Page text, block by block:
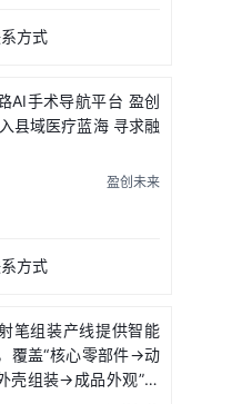
方式
AI手术导航平台 盈创
县域医疗蓝海 寻求融
盈创未来
方式
笔组装产线提供智能
覆盖“核心零部件→动
壳组装→成品外观”全